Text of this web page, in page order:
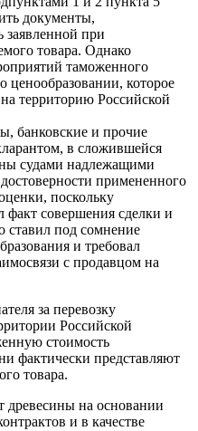
документы,
заявленной при
товара. Однако
таможенного
ценообразовании, которое
территорию Российской
банковские и прочие
в сложившейся
судами надлежащими
примененного
поскольку
совершения сделки и
ставил под сомнение
и требовал
с продавцом на
за перевозку
Российской
стоимость
фактически представляют
товара.
древесины на основании
и в качестве